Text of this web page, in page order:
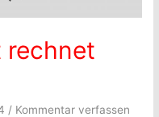
rechnet
/ Kommentar verfassen